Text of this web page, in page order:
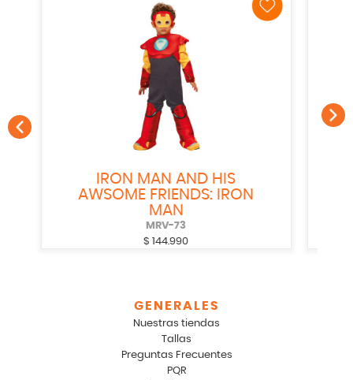
DALMATA BEBE
DNY-219
$ 154.990
GENERALES
Nuestras tiendas
Tallas
Preguntas Frecuentes
PQR